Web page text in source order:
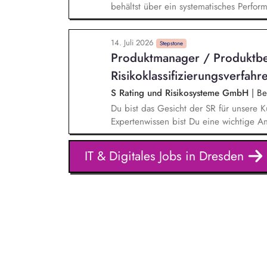
behältst über ein systematisches
Mailings im Blick und berätst das
Trends, Plattformfragen und den
operative Betreuung unserer gesamten
strategische Weiterentwicklung von
14. Juli 2026 Stepstone
Produktmanager /
S Rating und Risikosysteme GmbH |
Du bist das Gesicht der SR für unsere
Expertenwissen bist Du eine wichtige
etablierten
die Erstellung von praxistauglichen
FAQ-Listen,
Umsetzung bestmöglich. Du
IT & Digitales Jobs in Dresden